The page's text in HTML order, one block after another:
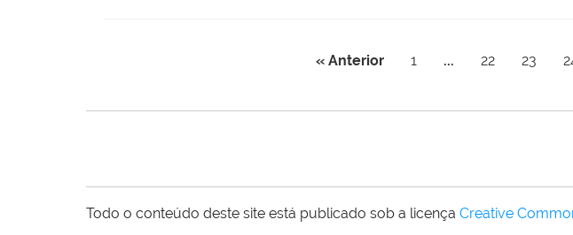
« Anterior 1 ... 22 23
Todo o conteúdo deste site está publicado sob a licença Creative